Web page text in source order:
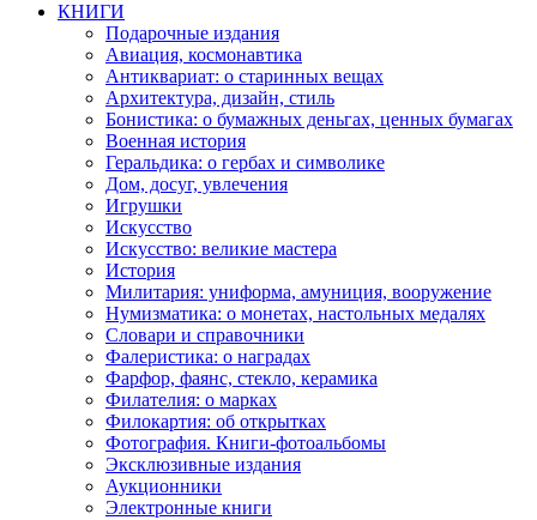
КНИГИ
Подарочные издания
Авиация, космонавтика
Антиквариат: о старинных вещах
Архитектура, дизайн, стиль
Бонистика: о бумажных деньгах, ценных бумагах
Военная история
Геральдика: о гербах и символике
Дом, досуг, увлечения
Игрушки
Искусство
Искусство: великие мастера
История
Милитария: униформа, амуниция, вооружение
Нумизматика: о монетах, настольных медалях
Словари и справочники
Фалеристика: о наградах
Фарфор, фаянс, стекло, керамика
Филателия: о марках
Филокартия: об открытках
Фотография. Книги-фотоальбомы
Эксклюзивные издания
Аукционники
Электронные книги